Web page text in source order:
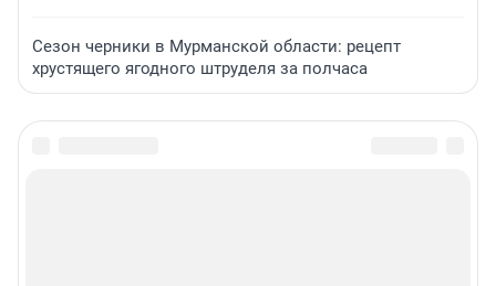
Сезон черники в Мурманской области: рецепт
хрустящего ягодного штруделя за полчаса